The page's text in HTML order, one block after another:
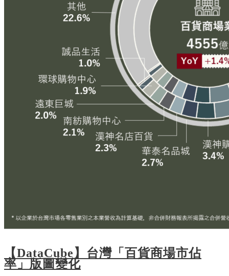
【DataCube】台灣「百貨商場市佔
率」版圖變化